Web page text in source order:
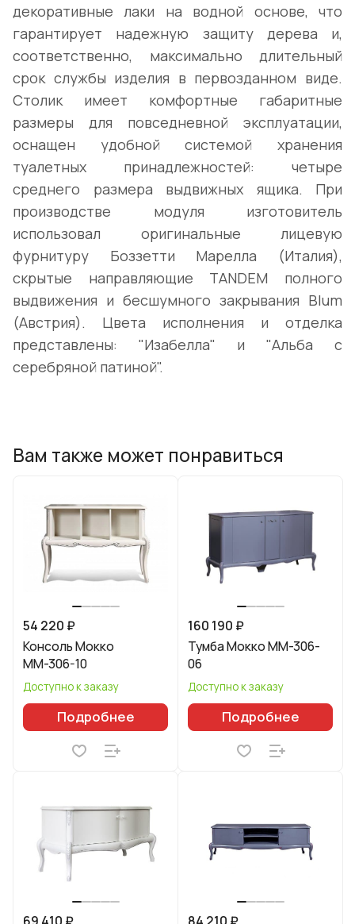
декоративные лаки на водной основе, что
гарантирует надежную защиту дерева и,
соответственно, максимально длительный
срок службы изделия в первозданном виде.
Столик имеет комфортные габаритные
размеры для повседневной эксплуатации,
оснащен удобной системой хранения
туалетных принадлежностей: четыре
среднего размера выдвижных ящика. При
производстве модуля изготовитель
использовал оригинальные лицевую
фурнитуру Боззетти Марелла (Италия),
скрытые направляющие TANDEM полного
выдвижения и бесшумного закрывания Blum
(Австрия). Цвета исполнения и отделка
представлены: "Изабелла" и "Альба с
серебряной патиной".
Вам также может понравиться
54 220 ₽
Консоль Мокко
ММ-306-10
Доступно к заказу
Подробнее
160 190 ₽
Тумба Мокко ММ-306-
06
Доступно к заказу
Подробнее
69 410 ₽ 84 210 ₽